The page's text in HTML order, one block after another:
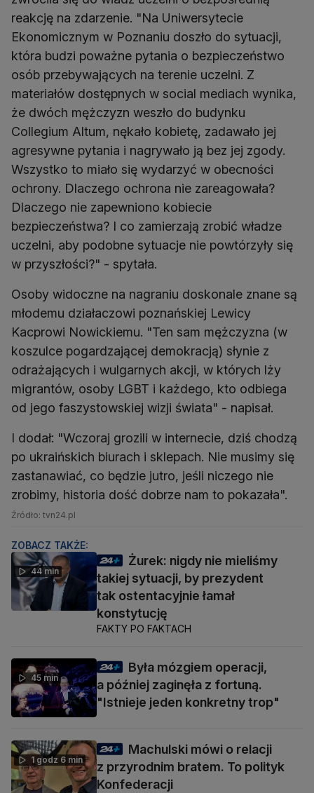
reakcję na zdarzenie. "Na Uniwersytecie
Ekonomicznym w Poznaniu doszło do sytuacji,
która budzi poważne pytania o bezpieczeństwo
osób przebywających na terenie uczelni. Z
materiałów dostępnych w social mediach wynika,
że dwóch mężczyzn weszło do budynku
Collegium Altum, nękało kobietę, zadawało jej
agresywne pytania i nagrywało ją bez jej zgody.
Wszystko to miało się wydarzyć w obecności
ochrony. Dlaczego ochrona nie zareagowała?
Dlaczego nie zapewniono kobiecie
bezpieczeństwa? I co zamierzają zrobić władze
uczelni, aby podobne sytuacje nie powtórzyły się
w przyszłości?" - spytała.
Osoby widoczne na nagraniu doskonale znane są
młodemu działaczowi poznańskiej Lewicy
Kacprowi Nowickiemu. "Ten sam mężczyzna (w
koszulce pogardzającej demokracją) słynie z
odrażających i wulgarnych akcji, w których lży
migrantów, osoby LGBT i każdego, kto odbiega
od jego faszystowskiej wizji świata" - napisał.
I dodał: "Wczoraj grozili w internecie, dziś chodzą
po ukraińskich biurach i sklepach. Nie musimy się
zastanawiać, co będzie jutro, jeśli niczego nie
zrobimy, historia dość dobrze nam to pokazała".
Źródło: tvn24.pl
ZOBACZ TAKŻE:
44 min
Żurek: nigdy nie mieliśmy
takiej sytuacji, by prezydent
tak ostentacyjnie łamał
konstytucję
FAKTY PO FAKTACH
45 min
Była mózgiem operacji,
a później zaginęła z fortuną.
"Istnieje jeden konkretny trop"
1 godz 6 min
Machulski mówi o relacji
z przyrodnim bratem. To polityk
Konfederacji